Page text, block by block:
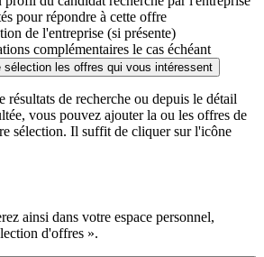
pour répondre à cette offre
de l'entreprise (si présente)
complémentaires le cas échéant
sélection les offres qui vous intéressent
résultats de recherche ou depuis le détail
vous pouvez ajouter la ou les offres de
sélection. Il suffit de cliquer sur l'icône
ainsi dans votre espace personnel,
d'offres ».